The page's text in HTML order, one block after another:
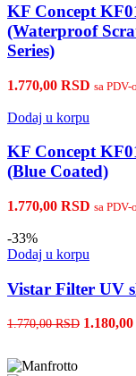
KF Concept
(Waterproof
Series)
1.770,00 RSD sa PDV-
Dodaj u korpu
KF Concept
(Blue Coated)
1.770,00 RSD sa PDV-
-33%
Dodaj u korpu
Vistar Filter UV
1.770,00RSD 1.180,00